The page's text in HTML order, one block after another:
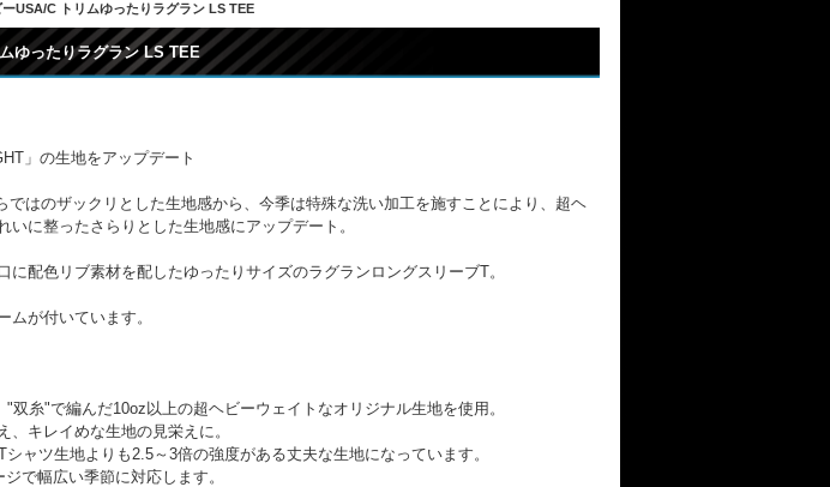
USA/C トリムゆったりラグラン LS TEE
ゆったりラグラン LS TEE
」の生地をアップデート
ではのザックリとした生地感から、今季は特殊な洗い加工を施すことにより、超ヘ
に整ったさらりとした生地感にアップデート。
配色リブ素材を配したゆったりサイズのラグランロングスリーブT。
が付いています。
双糸"で編んだ10oz以上の超ヘビーウェイトなオリジナル生地を使用。
キレイめな生地の見栄えに。
ャツ生地よりも2.5～3倍の強度がある丈夫な生地になっています。
で幅広い季節に対応します。